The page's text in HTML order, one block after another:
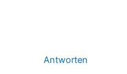
Antworten